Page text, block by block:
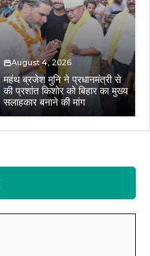
August 4, 2026
महंथ ब्रजेश मुनि ने प्रधानमंत्री से
की प्रशांत किशोर को बिहार का मुख्य
सलाहकार बनाने की मांग